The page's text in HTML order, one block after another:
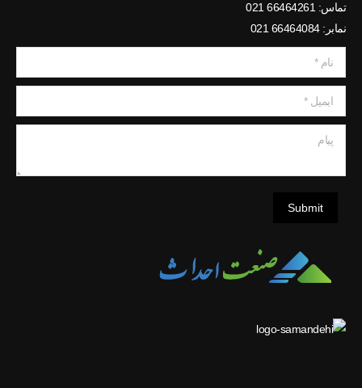
تماس: 66464261 021
نمابر: 66464084 021
نام *
ایمیل *
Submit